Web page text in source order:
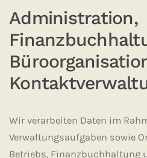
Administration,
Wir verarbeiten Daten im
Verwaltungsaufgaben sowie
Betriebs, Finanzbuchhaltung